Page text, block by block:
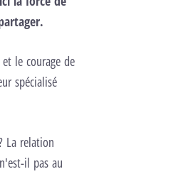
le courage de
spécialisé
La relation
il pas au